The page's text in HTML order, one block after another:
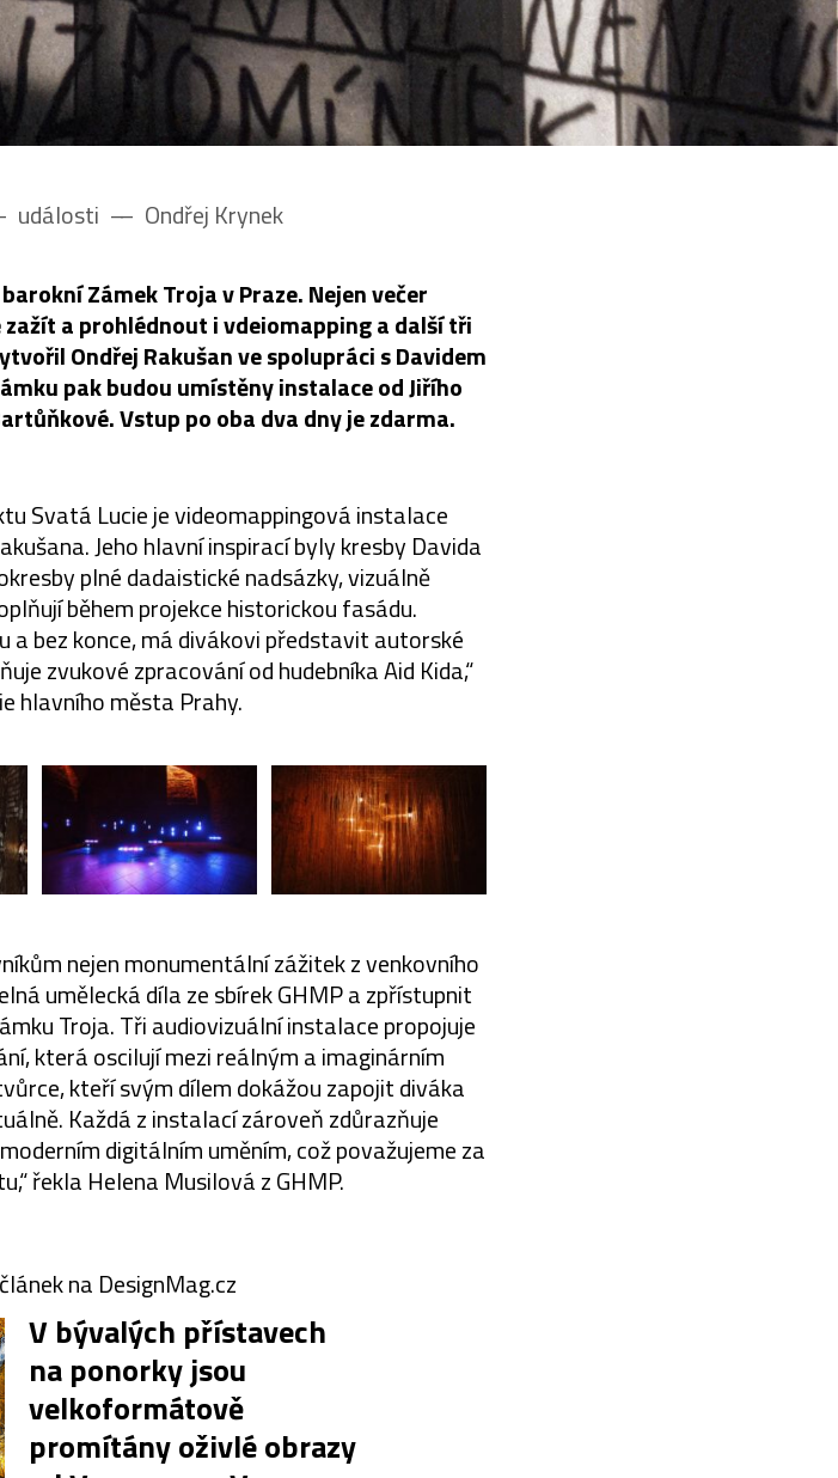
události –– Ondřej Krynek
Zámek Troja v Praze. Nejen večer
a prohlédnout i vdeiomapping a další tři
Ondřej Rakušan ve spolupráci s Davidem
pak budou umístěny instalace od Jiřího
Vstup po oba dva dny je zdarma.
Svatá Lucie je videomappingová instalace
Jeho hlavní inspirací byly kresby Davida
plné dadaistické nadsázky, vizuálně
během projekce historickou fasádu.
a bez konce, má divákovi představit autorské
zvukové zpracování od hudebníka Aid Kida,“
hlavního města Prahy.
nejen monumentální zážitek z venkovního
umělecká díla ze sbírek GHMP a zpřístupnit
Troja. Tři audiovizuální instalace propojuje
která oscilují mezi reálným a imaginárním
kteří svým dílem dokážou zapojit diváka
Každá z instalací zároveň zdůrazňuje
digitálním uměním, což považujeme za
řekla Helena Musilová z GHMP.
na DesignMag.cz
V bývalých přístavech
na ponorky jsou
velkoformátově
promítány oživlé obrazy